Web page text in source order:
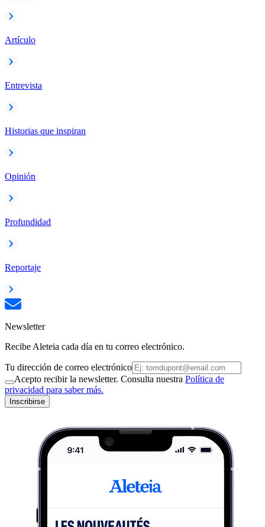
Artículo
Entrevista
Historias que inspiran
Opinión
Profundidad
Reportaje
Newsletter
Recibe Aleteia cada día en tu correo electrónico.
Tu dirección de correo electrónico
Acepto recibir la newsletter. Consulta nuestra Política de
privacidad para saber más.
Inscribirse